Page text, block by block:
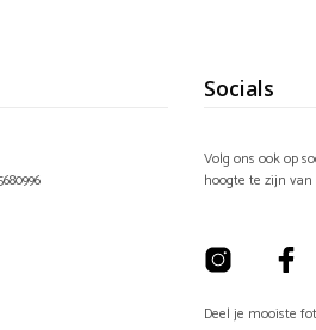
Socials
Volg ons ook op
hoogte te zijn
Deel je mooiste